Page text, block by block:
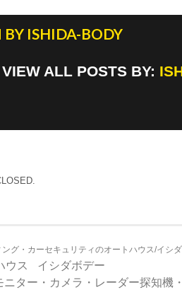
BY ISHIDA-BODY
VIEW ALL POSTS BY:
グ・カーセキュリティのオートハウス/イシ
ウス
イシダボデー
ニター・カメラ・レーダー探知機